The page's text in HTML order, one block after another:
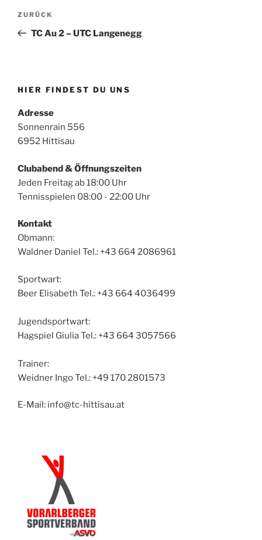
Beitragsnavigation
Vorheriger
Beitrag
ZURÜCK
TC Au 2 – UTC Langenegg
HIER FINDEST DU UNS
Adresse
Sonnenrain 556
6952 Hittisau
Clubabend & Öffnungszeiten
Jeden Freitag ab 18:00 Uhr
Tennisspielen 08:00 - 22:00 Uhr
Kontakt
Obmann:
Waldner Daniel Tel.: +43 664 2086961
Sportwart:
Beer Elisabeth Tel.: +43 664 4036499
Jugendsportwart:
Hagspiel Giulia Tel.: +43 664 3057566
Trainer:
Weidner Ingo Tel.: +49 170 2801573
E-Mail: info@tc-hittisau.at